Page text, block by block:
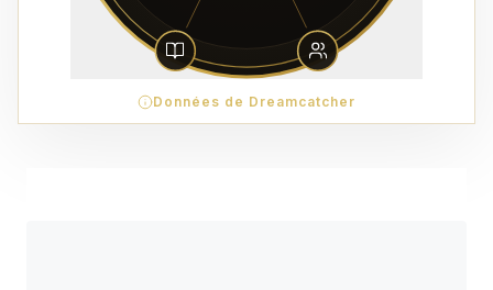
Données de Dreamcatcher